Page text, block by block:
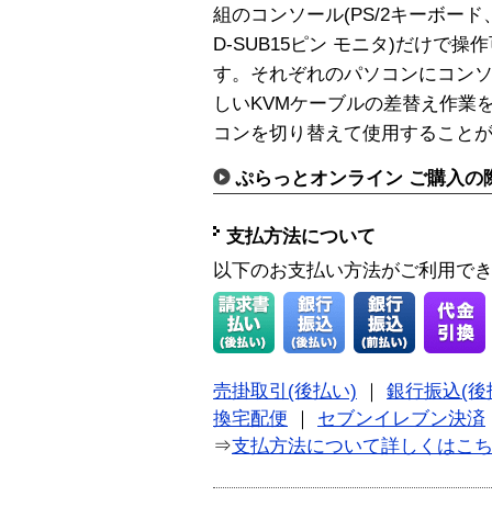
組のコンソール(PS/2キーボー
D-SUB15ピン モニタ)だけで操
す。それぞれのパソコンにコン
しいKVMケーブルの差替え作業
コンを切り替えて使用すること
ぷらっとオンライン ご購入の
支払方法について
以下のお支払い方法がご利用で
売掛取引(後払い)
銀行振込(後
換宅配便
セブンイレブン決済
⇒支払方法について詳しくはこ